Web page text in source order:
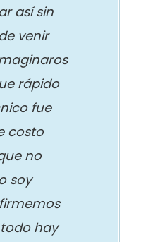
así sin
venir
rápido
fue
costo
no
soy
hay